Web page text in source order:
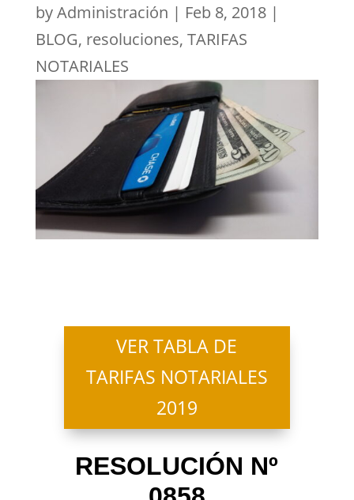
byAdministración | Feb 8, 2018|
BLOG, resoluciones, TARIFAS
NOTARIALES
VER TABLA DE
TARIFAS NOTARIALES
2019
RESOLUCIÓN Nº